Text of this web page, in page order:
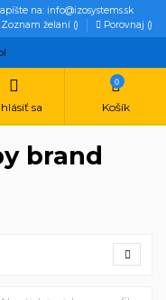
na: info@izosystems.sk
Zoznam želaní () Porovnaj ()
sa
0
Košík
brand